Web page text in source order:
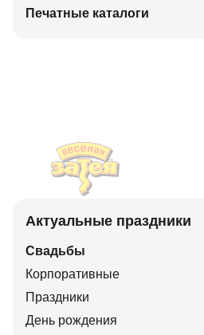
Печатные каталоги
Актуальные праздники
Свадьбы
Корпоративные
Праздники
День рождения